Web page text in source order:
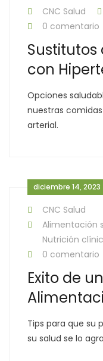
CNC Salud
0 comentario
Sustitutos
con
Opciones
nuestras
arterial.
diciembre 14, 2023
CNC Salud
Alimentación
Nutrición
0 comentario
Exito de
Tips para que su
su salud se lo